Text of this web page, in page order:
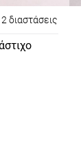
διαστάσεις